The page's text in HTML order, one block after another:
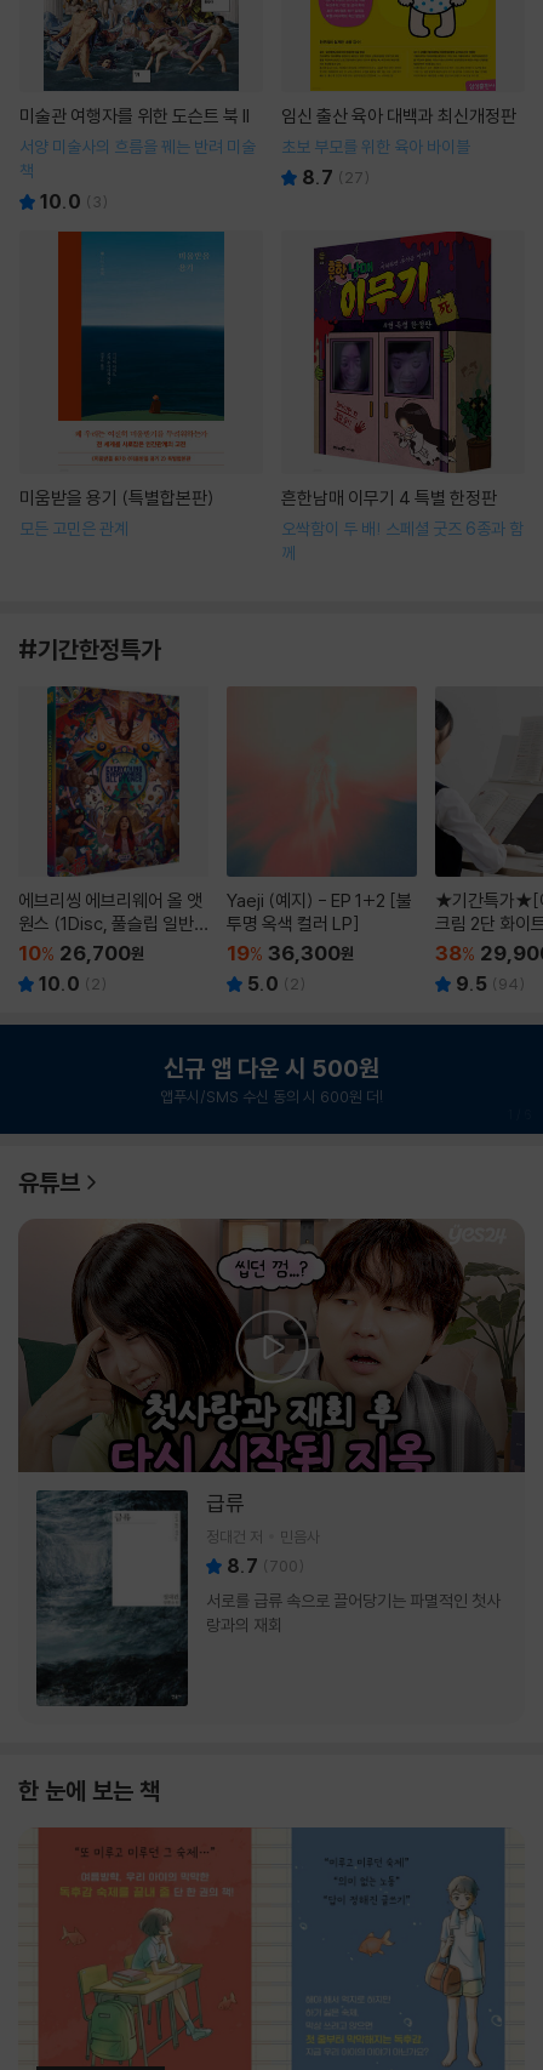
미술관 여행자를 위한 도슨트 북 II
서양 미술사의 흐름을 꿰는 반려 미술
책
10.0 ( 3)
임신 출산 육아 대백과 최신개정판
초보 부모를 위한 육아 바이블
8.7 ( 27)
미움받을 용기 (특별합본판)
모든 고민은 관계
흔한남매 이무기 4 특별 한정판
오싹함이 두 배! 스페셜 굿즈 6종과 함
께
#기간한정특가
에브리씽 에브리웨어 올 앳
원스 (1Disc, 풀슬립 일반
판) : 블루레이
10% 26,700원
10.0 ( 2)
Yaeji (예지) - EP 1+2 [불
투명 옥색 컬러 LP]
19% 36,300원
5.0 ( 2)
★기간특가★[
크림 2단 화이
38%
9.5 (94)
신규 앱 다운 시 500원
앱푸시/SMS 수신 동의 시 600원 더!
유튜브
급류
정대건 저 민음사
8.7 (700)
서로를 급류 속으로 끌어당기는 파멸적인 첫사
랑과의 재회
한 눈에 보는 책